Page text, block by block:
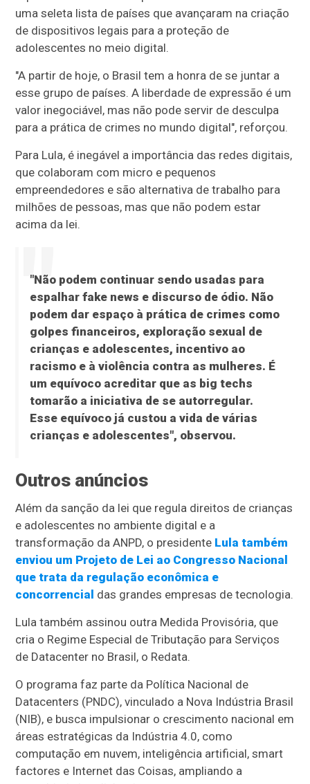
uma seleta lista de países que avançaram na criação
de dispositivos legais para a proteção de
adolescentes no meio digital.
"A partir de hoje, o Brasil tem a honra de se juntar a
esse grupo de países. A liberdade de expressão é um
valor inegociável, mas não pode servir de desculpa
para a prática de crimes no mundo digital", reforçou.
Para Lula, é inegável a importância das redes digitais,
que colaboram com micro e pequenos
empreendedores e são alternativa de trabalho para
milhões de pessoas, mas que não podem estar
acima da lei.
"Não podem continuar sendo usadas para
espalhar fake news e discurso de ódio. Não
podem dar espaço à prática de crimes como
golpes financeiros, exploração sexual de
crianças e adolescentes, incentivo ao
racismo e à violência contra as mulheres. É
um equívoco acreditar que as big techs
tomarão a iniciativa de se autorregular.
Esse equívoco já custou a vida de várias
crianças e adolescentes", observou.
Outros anúncios
Além da sanção da lei que regula direitos de crianças
e adolescentes no ambiente digital e a
transformação da ANPD, o presidente Lula também
enviou um Projeto de Lei ao Congresso Nacional
que trata da regulação econômica e
concorrencial das grandes empresas de tecnologia.
Lula também assinou outra Medida Provisória, que
cria o Regime Especial de Tributação para Serviços
de Datacenter no Brasil, o Redata.
O programa faz parte da Política Nacional de
Datacenters (PNDC), vinculado a Nova Indústria Brasil
(NIB), e busca impulsionar o crescimento nacional em
áreas estratégicas da Indústria 4.0, como
computação em nuvem, inteligência artificial, smart
factores e Internet das Coisas, ampliando a